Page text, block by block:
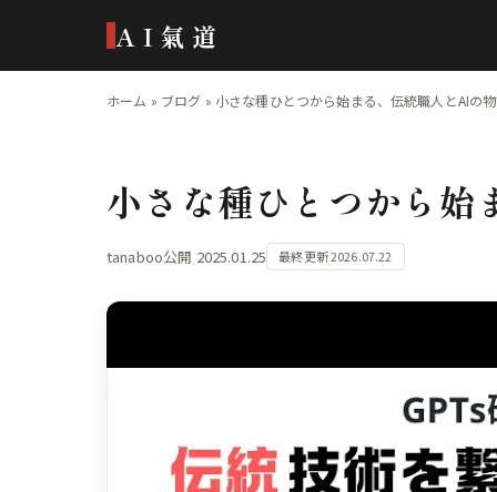
AI氣道
ホーム » ブログ » 小さな種ひとつから始まる、伝統職人とAIの
小さな種ひとつから
tanaboo公開 2025.01.25 最終更新 2026.07.22